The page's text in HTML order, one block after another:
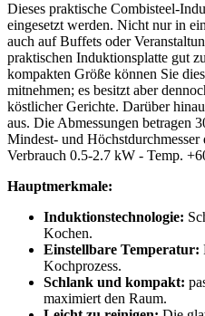
Dieses praktische Combisteel-
eingesetzt werden. Nicht nur in
auch auf Buffets oder
praktischen Induktionsplatte gut
kompakten Größe können Sie
mitnehmen; es besitzt aber
köstlicher Gerichte. Darüber
aus. Die Abmessungen betragen
Mindest- und
Verbrauch 0.5-2.7 kW - Temp.
Hauptmerkmale:
Induktionstechnologie:
Kochen.
Einstellbare Temperatur:
Kochprozess.
Schlank und kompakt:
maximiert den Raum.